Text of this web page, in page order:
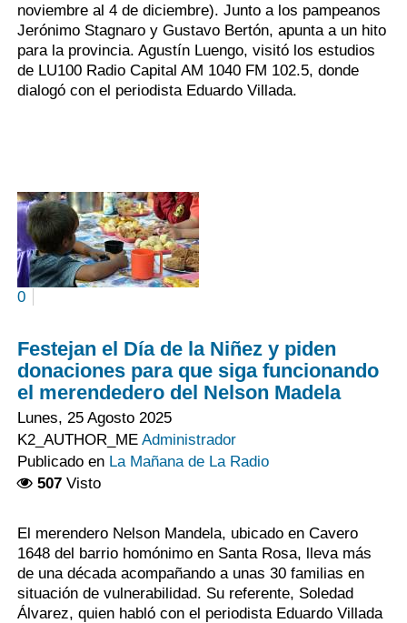
noviembre al 4 de diciembre). Junto a los pampeanos
Jerónimo Stagnaro y Gustavo Bertón, apunta a un hito
para la provincia. Agustín Luengo, visitó los estudios
de LU100 Radio Capital AM 1040 FM 102.5, donde
dialogó con el periodista Eduardo Villada.
0
Festejan el Día de la Niñez y piden
donaciones para que siga funcionando
el merendedero del Nelson Madela
Lunes, 25 Agosto 2025
K2_AUTHOR_ME Administrador
Publicado en La Mañana de La Radio
507 Visto
El merendero Nelson Mandela, ubicado en Cavero
1648 del barrio homónimo en Santa Rosa, lleva más
de una década acompañando a unas 30 familias en
situación de vulnerabilidad. Su referente, Soledad
Álvarez, quien habló con el periodista Eduardo Villada